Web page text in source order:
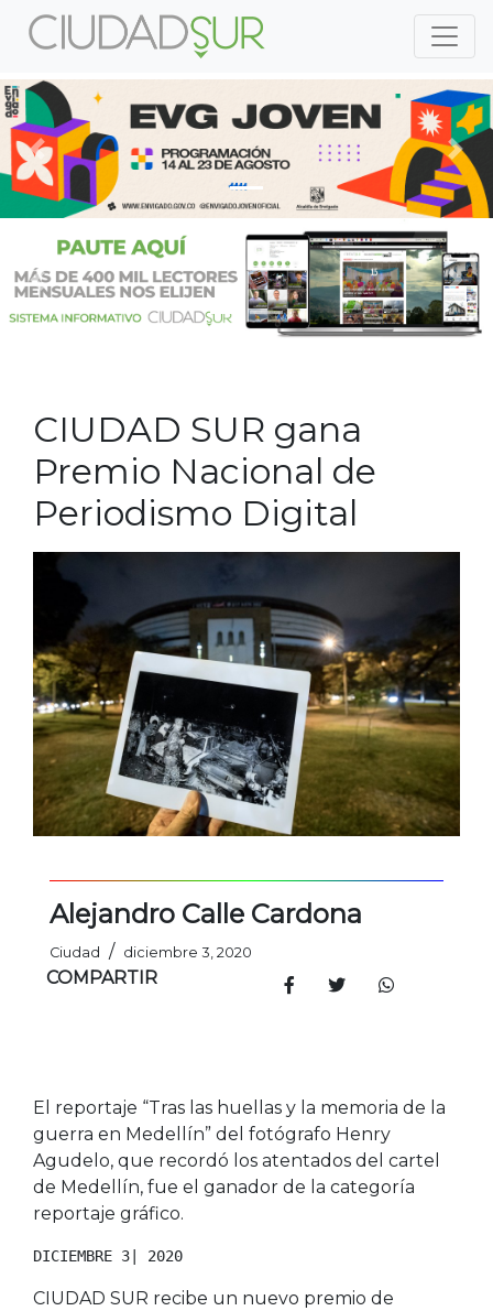
Previous
Previous
CIUDAD SUR gana
Premio Nacional de
Periodismo Digital
Alejandro Calle Cardona
Ciudad / diciembre 3, 2020
COMPARTIR
El reportaje “Tras las huellas y la memoria de la
guerra en Medellín” del fotógrafo Henry
Agudelo, que recordó los atentados del cartel
de Medellín, fue el ganador de la categoría
reportaje gráfico.
DICIEMBRE 3| 2020
CIUDAD SUR recibe un nuevo premio de